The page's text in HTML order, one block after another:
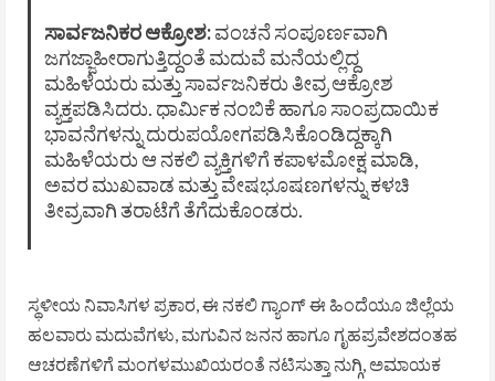
ಸಾರ್ವಜನಿಕರ ಆಕ್ರೋಶ:ವಂಚನೆ ಸಂಪೂರ್ಣವಾಗಿ
ಜಗಜ್ಜಾಹೀರಾಗುತ್ತಿದ್ದಂತೆ ಮದುವೆ ಮನೆಯಲ್ಲಿದ್ದ
ಮಹಿಳೆಯರು ಮತ್ತು ಸಾರ್ವಜನಿಕರು ತೀವ್ರ ಆಕ್ರೋಶ
ವ್ಯಕ್ತಪಡಿಸಿದರು. ಧಾರ್ಮಿಕ ನಂಬಿಕೆ ಹಾಗೂ ಸಾಂಪ್ರದಾಯಿಕ
ಭಾವನೆಗಳನ್ನು ದುರುಪಯೋಗಪಡಿಸಿಕೊಂಡಿದ್ದಕ್ಕಾಗಿ
ಮಹಿಳೆಯರು ಆ ನಕಲಿ ವ್ಯಕ್ತಿಗಳಿಗೆ ಕಪಾಳಮೋಕ್ಷ ಮಾಡಿ,
ಅವರ ಮುಖವಾಡ ಮತ್ತು ವೇಷಭೂಷಣಗಳನ್ನು ಕಳಚಿ
ತೀವ್ರವಾಗಿ ತರಾಟೆಗೆ ತೆಗೆದುಕೊಂಡರು.
ಸ್ಥಳೀಯ ನಿವಾಸಿಗಳ ಪ್ರಕಾರ, ಈ ನಕಲಿ ಗ್ಯಾಂಗ್ ಈ ಹಿಂದೆಯೂ ಜಿಲ್ಲೆಯ
ಹಲವಾರು ಮದುವೆಗಳು, ಮಗುವಿನ ಜನನ ಹಾಗೂ ಗೃಹಪ್ರವೇಶದಂತಹ
ಆಚರಣೆಗಳಿಗೆ ಮಂಗಳಮುಖಿಯರಂತೆ ನಟಿಸುತ್ತಾ ನುಗ್ಗಿ, ಅಮಾಯಕ